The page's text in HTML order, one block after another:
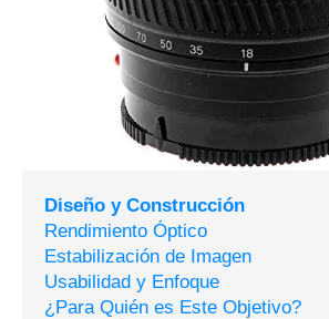
Diseño y Construcción
Rendimiento Óptico
Estabilización de Imagen
Usabilidad y Enfoque
¿Para Quién es Este Objetivo?